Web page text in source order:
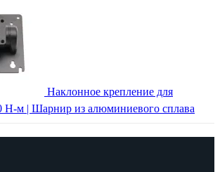
Наклонное крепление для
Н-м | Шарнир из алюминиевого сплава